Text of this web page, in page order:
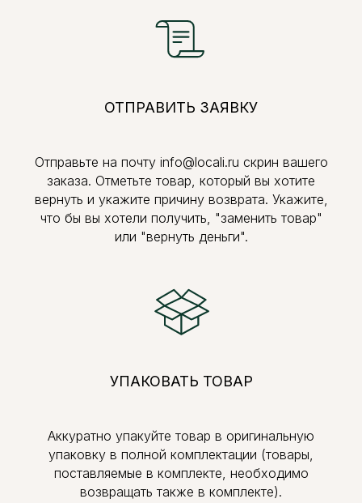
ОТПРАВИТЬ ЗАЯВКУ
Отправьте на почту info@locali.ru скрин вашего
заказа. Отметьте товар, который вы хотите
вернуть и укажите причину возврата. Укажите,
что бы вы хотели получить, "заменить товар"
или "вернуть деньги".
УПАКОВАТЬ ТОВАР
Аккуратно упакуйте товар в оригинальную
упаковку в полной комплектации (товары,
поставляемые в комплекте, необходимо
возвращать также в комплекте).